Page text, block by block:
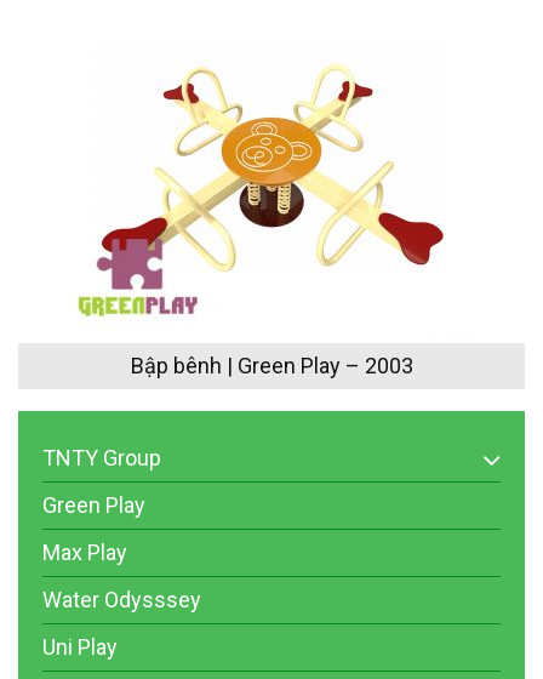
Bập bênh | Green Play – 2003
TNTY Group
Green Play
Max Play
Water Odysssey
Uni Play